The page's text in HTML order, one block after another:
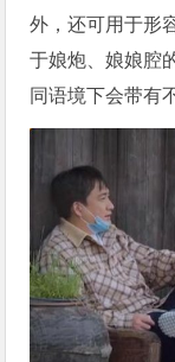
外，还可用于形
于娘炮、娘娘腔
同语境下会带有